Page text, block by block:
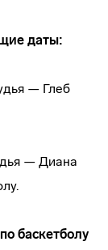
даты:
— Глеб
— Диана
баскетболу